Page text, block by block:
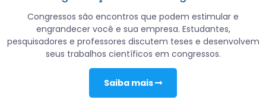
Congressos são encontros que podem estimular e
engrandecer você e sua empresa. Estudantes,
pesquisadores e professores discutem teses e desenvolvem
seus trabalhos científicos em congressos.
Saiba mais